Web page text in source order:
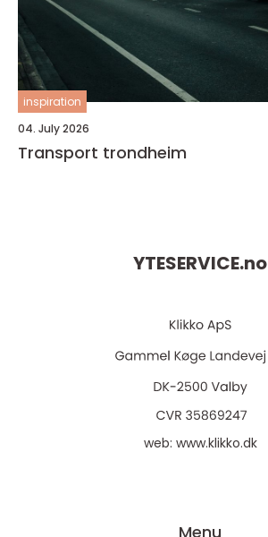
inspiration
04. July 2026
Transport trondheim
YTESERVICE.no
web: www.klikko.dk
Menu